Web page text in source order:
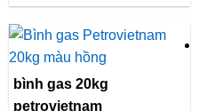
bình gas 20kg
petrovietnam